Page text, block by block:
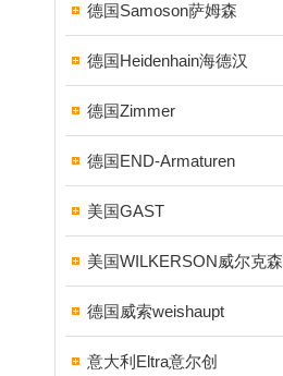
德国Samoson萨姆森
德国Heidenhain海德汉
德国Zimmer
德国END-Armaturen
美国GAST
美国WILKERSON威尔克森
德国威索weishaupt
意大利Eltra意尔创